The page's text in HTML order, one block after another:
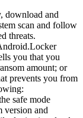
download and
scan and follow
threats.
you that you
amount; or
prevents you from
safe mode
version and